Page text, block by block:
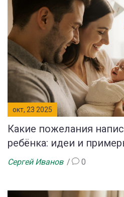
окт, 23 2025
Какие пожелания
ребёнка: идеи и
Сергей Иванов 0